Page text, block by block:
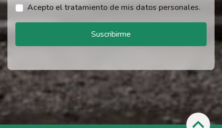
Acepto el tratamiento de mis datos personales.
Suscribirme